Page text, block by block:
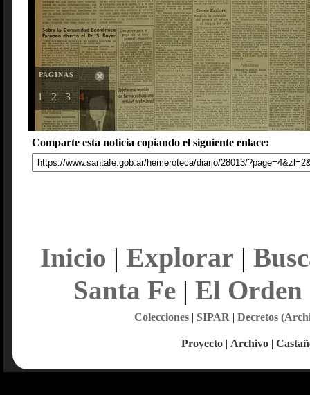
PAGINAS
1 2 3 4
Comparte esta noticia copiando el siguiente enlace:
Inicio | Explorar |
Santa Fe| El Orden
Colecciones| SIPAR | Decretos
Proyecto | Archivo |